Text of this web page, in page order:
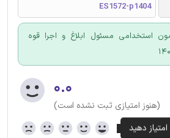
ES1572-p1404
استخدامی مسئول ابلاغ و اجرا قوه
۰.۰
(هنوز امتیازی ثبت نشده است)